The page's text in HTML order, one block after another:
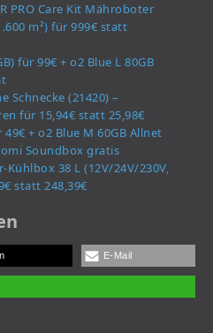
PRO Care Kit Mähroboter
m²) für 999€ statt
für 99€ + o2 Blue L 80GB
Schnecke (21420) –
für 15,94€ statt 25,98€
+ o2 Blue M 60GB Allnet
Soundbox gratis
38 L (12V/24V/230V,
statt 248,39€
E-Mail